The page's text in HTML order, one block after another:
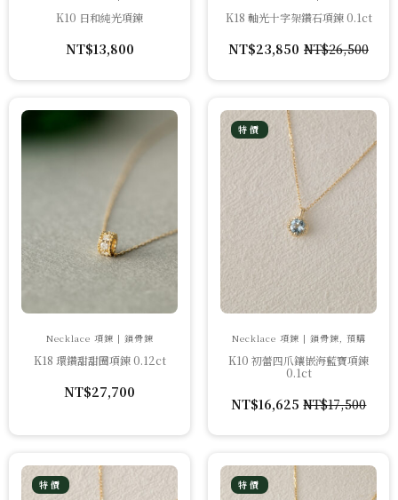
K10 日和純光項鍊
NT$13,800
K18 軸光十字架鑽石項鍊 0.1ct
NT$26,500
原
價
NT$26,500。
NT$23,850目
價
NT$23,850。
Necklace 項鍊 | 鎖骨鍊
K18 環鑽甜甜圈項鍊 0.12ct
NT$27,700
特價
Necklace 項鍊 | 鎖骨鍊, 預購
K10 初蕾四爪鑲嵌海藍寶項鍊
0.1ct
NT$17,500
原
價
NT$17,500。
NT$16,625目
價
NT$16,625。
特價 特價